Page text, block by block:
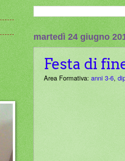
martedì 24 giugno
Festa di
Area Formativa: anni 3-6,